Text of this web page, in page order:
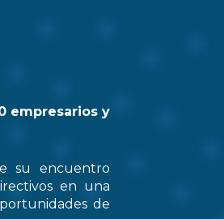
empresarios y
su encuentro
en una
de